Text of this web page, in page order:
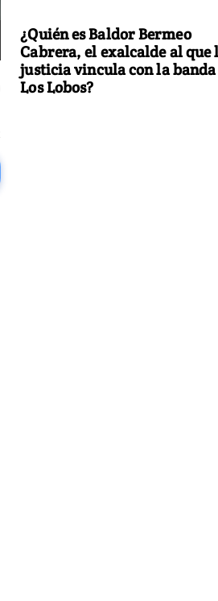
¿Quién es Baldor Bermeo
Cabrera, el exalcalde al que
justicia vincula con la banda
Los Lobos?